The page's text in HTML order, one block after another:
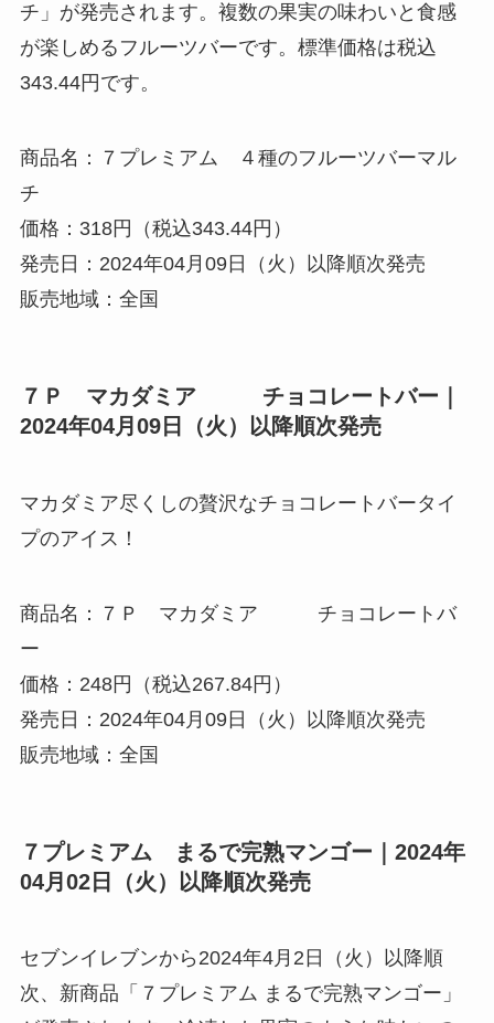
チ」が発売されます。複数の果実の味わいと食感
が楽しめるフルーツバーです。標準価格は税込
343.44円です。
商品名：７プレミアム ４種のフルーツバーマル
チ
価格：318円（税込343.44円）
発売日：2024年04月09日（火）以降順次発売
販売地域：全国
７Ｐ マカダミア チョコレートバー｜
2024年04月09日（火）以降順次発売
マカダミア尽くしの贅沢なチョコレートバータイ
プのアイス！
商品名：７Ｐ マカダミア チョコレートバ
ー
価格：248円（税込267.84円）
発売日：2024年04月09日（火）以降順次発売
販売地域：全国
７プレミアム まるで完熟マンゴー｜2024年
04月02日（火）以降順次発売
セブンイレブンから2024年4月2日（火）以降順
次、新商品「７プレミアム まるで完熟マンゴー」